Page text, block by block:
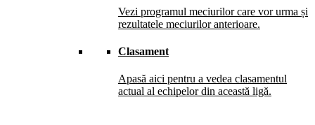
Vezi programul meciurilor care vor urma și
rezultatele meciurilor anterioare.
Clasament
Apasă aici pentru a vedea clasamentul
actual al echipelor din această ligă.